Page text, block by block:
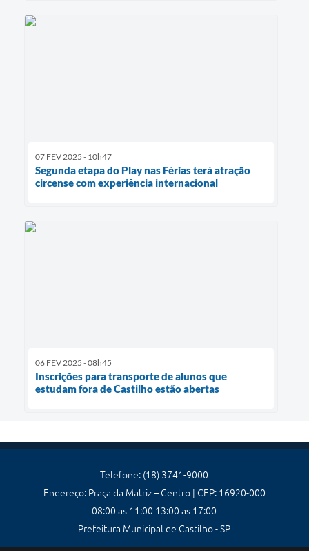
07 FEV 2025 - 10h47
Segunda etapa do Play nas Férias terá atração
circense com experiência internacional
06 FEV 2025 - 08h45
Inscrições para transporte de alunos que
estudam fora de Castilho estão abertas
Telefone: (18) 3741-9000
Endereço: Praça da Matriz – Centro | CEP: 16920-000
08:00 as 11:00 13:00 as 17:00
Prefeitura Municipal de Castilho - SP